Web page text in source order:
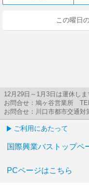
この曜日
12月29日～1月3日は運休しま
お問合せ：鳩ヶ谷営業所
お問合せ：川口市都市交通
ご利用にあたって
国際興業バストップペ
PCページはこちら